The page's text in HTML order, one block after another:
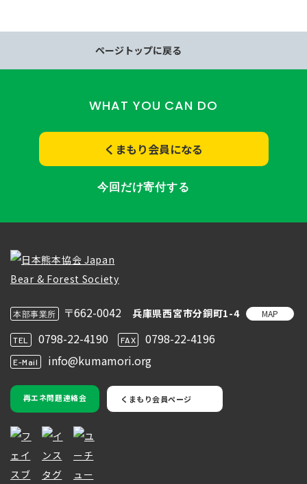
ページトップに戻る
WHAT YOU CAN DO
くまもり会員になる
今回だけ寄付する
本部事業所 〒662-0042 兵庫県西宮市分銅町1-4 MAP
TEL 0798-22-4190 FAX 0798-22-4196
E-Mail info@kumamori.org
再エネ問題連絡会 くまもり会員ページ